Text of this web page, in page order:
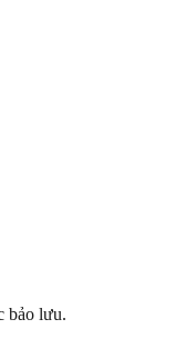
bảo lưu.